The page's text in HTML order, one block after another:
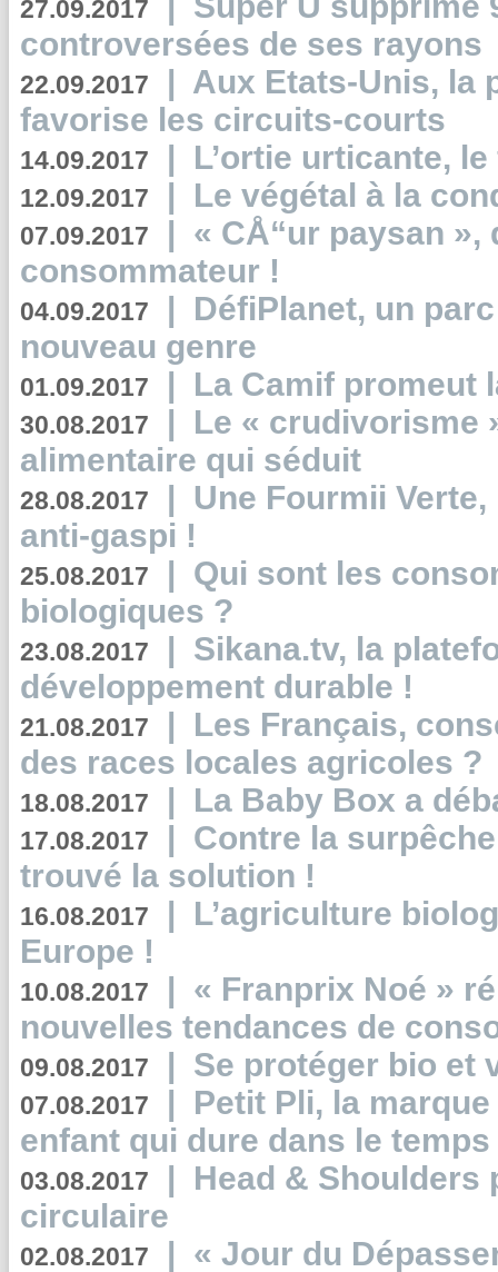
27.09.2017
controversées de ses rayons
22.09.2017 | Aux Etats-Unis, la
favorise les circuits-courts
14.09.2017 | L’ortie urticante,
12.09.2017 | Le végétal à la
07.09.2017 | « CÅ“ur paysan
consommateur !
04.09.2017 | DéfiPlanet, un
nouveau genre
01.09.2017 | La Camif promeut
30.08.2017 | Le « crudivorisme
alimentaire qui séduit
28.08.2017 | Une Fourmii
anti-gaspi !
25.08.2017 | Qui sont les
biologiques ?
23.08.2017 | Sikana.tv, la
développement durable !
21.08.2017 | Les Français,
des races locales agricoles ?
18.08.2017 | La Baby Box a
17.08.2017 | Contre la
trouvé la solution !
16.08.2017 | L’agriculture
Europe !
10.08.2017 | « Franprix Noé »
nouvelles tendances de
09.08.2017 | Se protéger bio et
07.08.2017 | Petit Pli, la
enfant qui dure dans le temps
03.08.2017 | Head & Shoulders
circulaire
02.08.2017 | « Jour du